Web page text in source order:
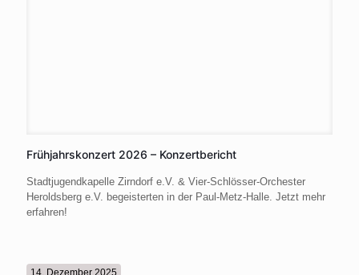
Frühjahrskonzert 2026 – Konzertbericht
Stadtjugendkapelle Zirndorf e.V. & Vier-Schlösser-Orchester
Heroldsberg e.V. begeisterten in der Paul-Metz-Halle. Jetzt mehr
erfahren!